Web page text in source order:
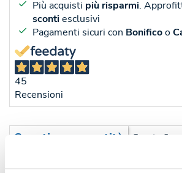
Più acquisti più risparmi.
scontiesclusivi
Pagamenti sicuri con Bonificoo
45
Recensioni
Sconti per quantità Sconto €